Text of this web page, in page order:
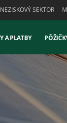
SEKTOR
A PLATBY